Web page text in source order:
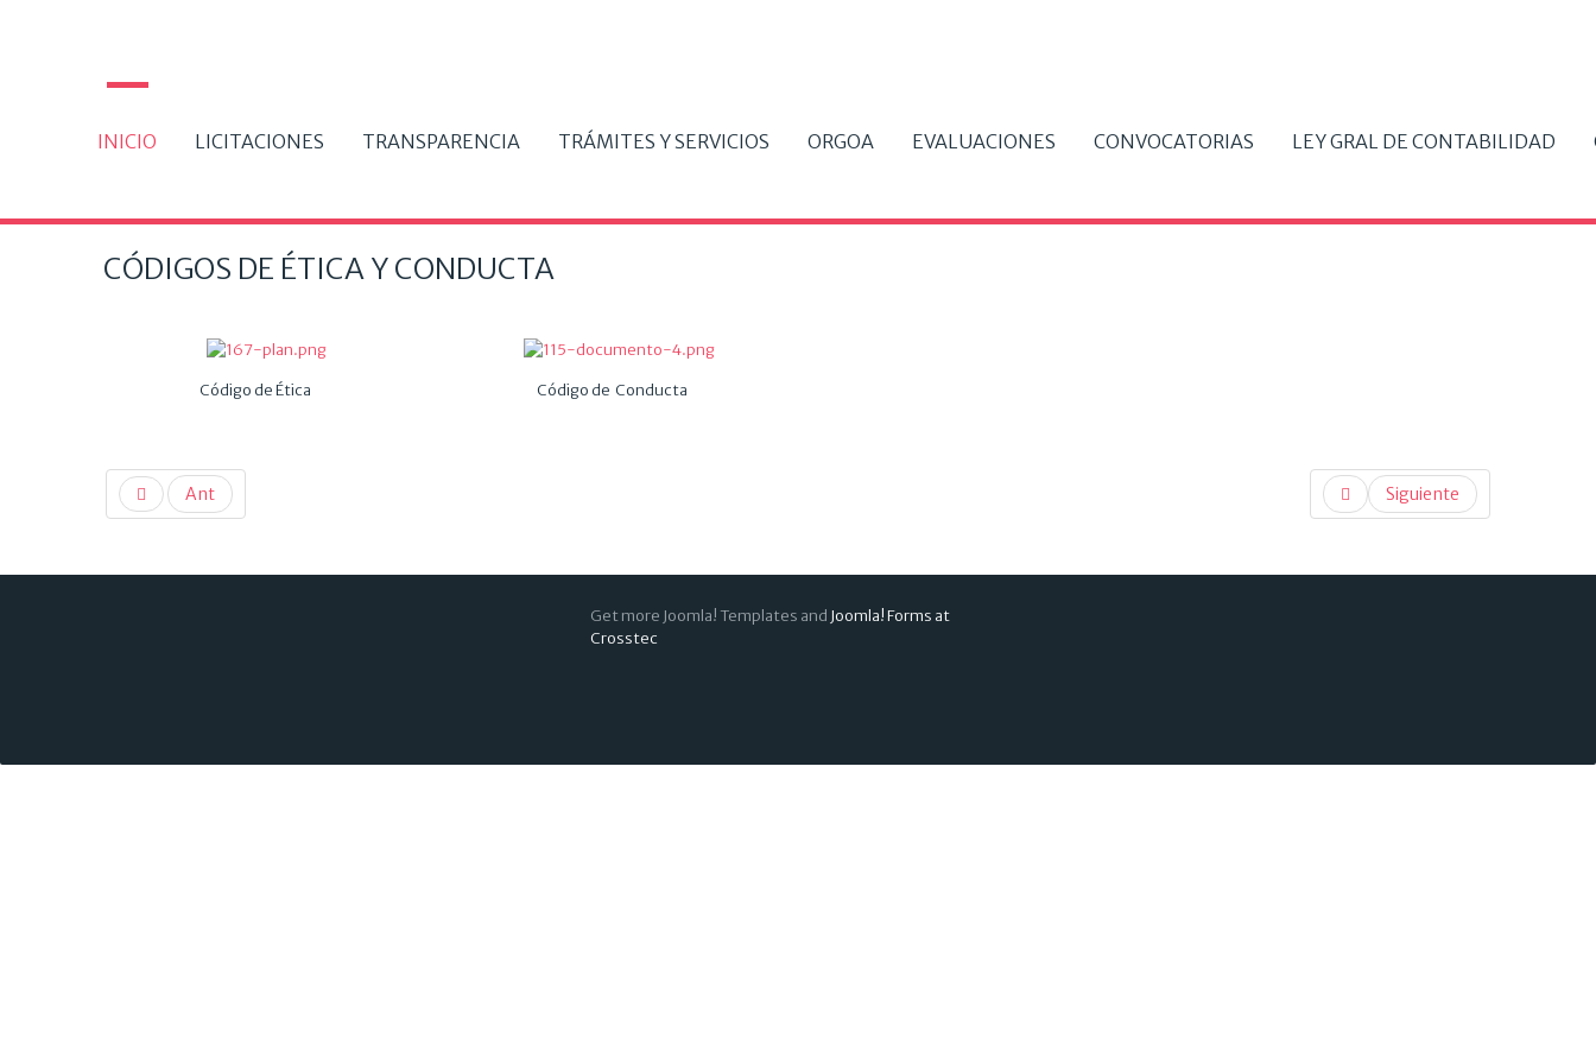
INICIO LICITACIONES TRANSPARENCIA TRÁMITES Y SERVICIOS ORGOA EVALUACIONES CONVOCATORIAS LEY GRAL DE CONTABILIDAD
CÓDIGOS DE ÉTICA Y CONDUCTA
Código de Ética Código de Conducta
Ant Siguiente
Get more Joomla! Templates and Joomla! Forms at
Crosstec